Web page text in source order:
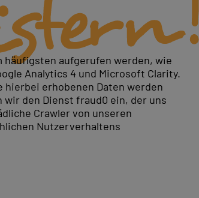
häufigsten aufgerufen werden, wie
Analytics 4 und Microsoft Clarity.
erhobenen Daten werden
den Dienst fraud0 ein, der uns
Crawler von unseren
Nutzerverhaltens